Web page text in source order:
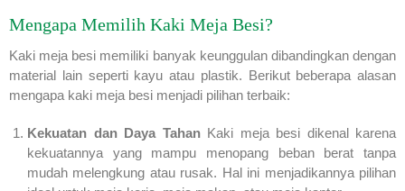
Mengapa Memilih Kaki Meja Besi?
Kaki meja besi memiliki banyak keunggulan dibandingkan dengan
material lain seperti kayu atau plastik. Berikut beberapa alasan
mengapa kaki meja besi menjadi pilihan terbaik:
Kekuatan dan Daya TahanKaki meja besi dikenal karena
kekuatannya yang mampu menopang beban berat tanpa
mudah melengkung atau rusak. Hal ini menjadikannya pilihan